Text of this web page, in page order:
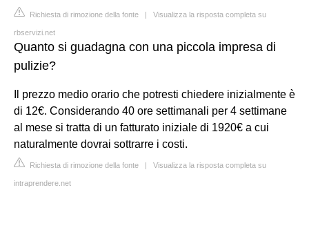
Richiesta di rimozione della fonte | Visualizza la risposta completa su
rbservizi.net
Quanto si guadagna con una piccola impresa di
pulizie?
Il prezzo medio orario che potresti chiedere inizialmente è
di 12€. Considerando 40 ore settimanali per 4 settimane
al mese si tratta di un fatturato iniziale di 1920€ a cui
naturalmente dovrai sottrarre i costi.
Richiesta di rimozione della fonte | Visualizza la risposta completa su
intraprendere.net